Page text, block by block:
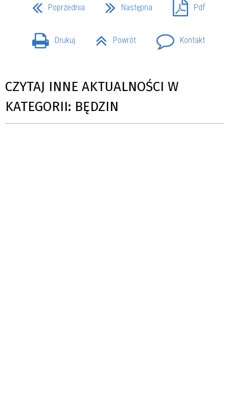
Poprzednia Następna Pdf
Drukuj Powrót Kontakt
CZYTAJ INNE AKTUALNOŚCI W
KATEGORII: BĘDZIN